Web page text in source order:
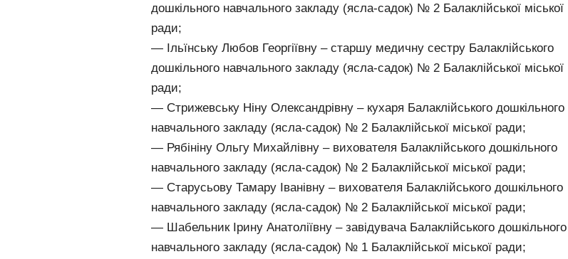
дошкільного навчального закладу (ясла-садок) № 2 Балаклійської міської
ради;
— Ільїнську Любов Георгіївну – старшу медичну сестру Балаклійського
дошкільного навчального закладу (ясла-садок) № 2 Балаклійської міської
ради;
— Стрижевську Ніну Олександрівну – кухаря Балаклійського дошкільного
навчального закладу (ясла-садок) № 2 Балаклійської міської ради;
— Рябініну Ольгу Михайлівну – вихователя Балаклійського дошкільного
навчального закладу (ясла-садок) № 2 Балаклійської міської ради;
— Старусьову Тамару Іванівну – вихователя Балаклійського дошкільного
навчального закладу (ясла-садок) № 2 Балаклійської міської ради;
— Шабельник Ірину Анатоліївну – завідувача Балаклійського дошкільного
навчального закладу (ясла-садок) № 1 Балаклійської міської ради;